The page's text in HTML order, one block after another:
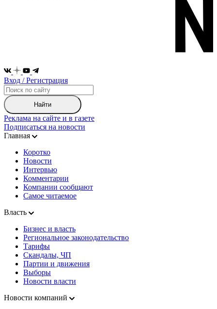
Вход / Регистрация
Найти
Реклама на сайте и в газете
Подписаться на новости
Главная
Коротко
Новости
Интервью
Комментарии
Компании сообщают
Самое читаемое
Власть
Бизнес и власть
Региональное законодательство
Тарифы
Скандалы, ЧП
Партии и движения
Выборы
Новости власти
Новости компаний